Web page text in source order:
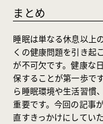
まとめ
睡眠は単なる休息以上
くの健康問題を引き起
が不可欠です。健康な
保することが第一歩で
ら睡眠環境や生活習慣
重要です。今回の記事
直すきっかけにしてい